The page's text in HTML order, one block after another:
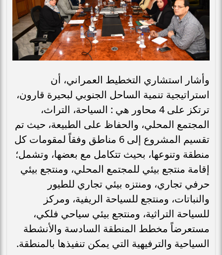
وأشار استشاري التخطيط العمراني، أن
استراتيجية تنمية الساحل الجنوبي لبحيرة قارون،
ترتكز على 4 محاور هي : السياحة، التراث،
المجتمع المحلي، والحفاظ على الطبيعة، حيث تم
تقسيم المشروع إلى 6 مناطق وفقاً لمقومات كل
منطقة وتنوعها، بحيث تتكامل مع بعضها، وتشمل؛
إقامة منتجع بيئي للمجتمع المحلي، ومنتجع بيئي
حرفي تجاري، ومنتزه بيئي تجاري للطيور
والنباتات، ومنتجع للسياحة الريفية، ومركز
للسياحة التراثية، ومنتجع بيئي سياحي فلكي،
مستعرضاً مخطط المنطقة السادسة والأنشطة
السياحية والترفيهية التي يمكن تنفيذها بالمنطقة.